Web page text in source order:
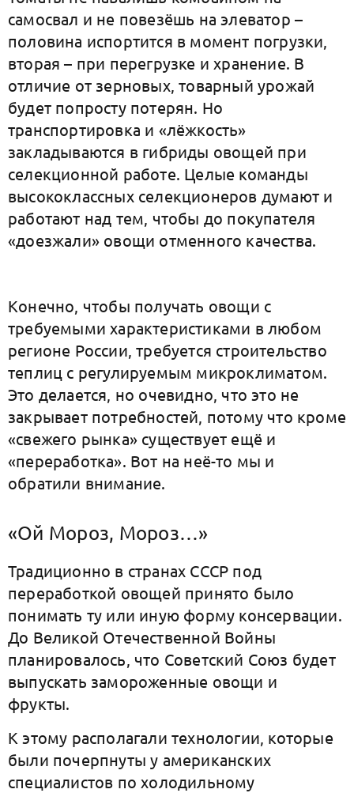
самосвал и не повезёшь на элеватор –
половина испортится в момент погрузки,
вторая – при перегрузке и хранение. В
отличие от зерновых, товарный урожай
будет попросту потерян. Но
транспортировка и «лёжкость»
закладываются в гибриды овощей при
селекционной работе. Целые команды
высококлассных селекционеров думают и
работают над тем, чтобы до покупателя
«доезжали» овощи отменного качества.
Конечно, чтобы получать овощи с
требуемыми характеристиками в любом
регионе России, требуется строительство
теплиц с регулируемым микроклиматом.
Это делается, но очевидно, что это не
закрывает потребностей, потому что кроме
«свежего рынка» существует ещё и
«переработка». Вот на неё-то мы и
обратили внимание.
«Ой Мороз, Мороз…»
Традиционно в странах СССР под
переработкой овощей принято было
понимать ту или иную форму консервации.
До Великой Отечественной Войны
планировалось, что Советский Союз будет
выпускать замороженные овощи и
фрукты.
К этому располагали технологии, которые
были почерпнуты у американских
специалистов по холодильному